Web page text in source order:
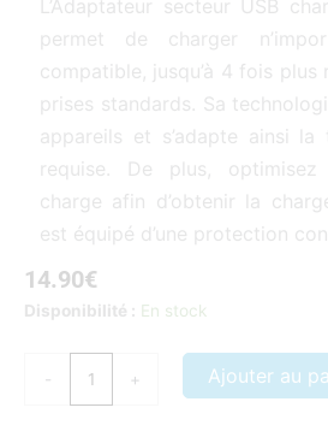
L’Adaptateur secteur USB
permet de charger
compatible, jusqu’à 4 fois plus
prises standards. Sa
appareils et s’adapte ainsi la
requise. De plus,
charge afin d’obtenir la
est équipé d’une protection
14.90€
Disponibilité : En stock
-
quantité
+ Ajouter au